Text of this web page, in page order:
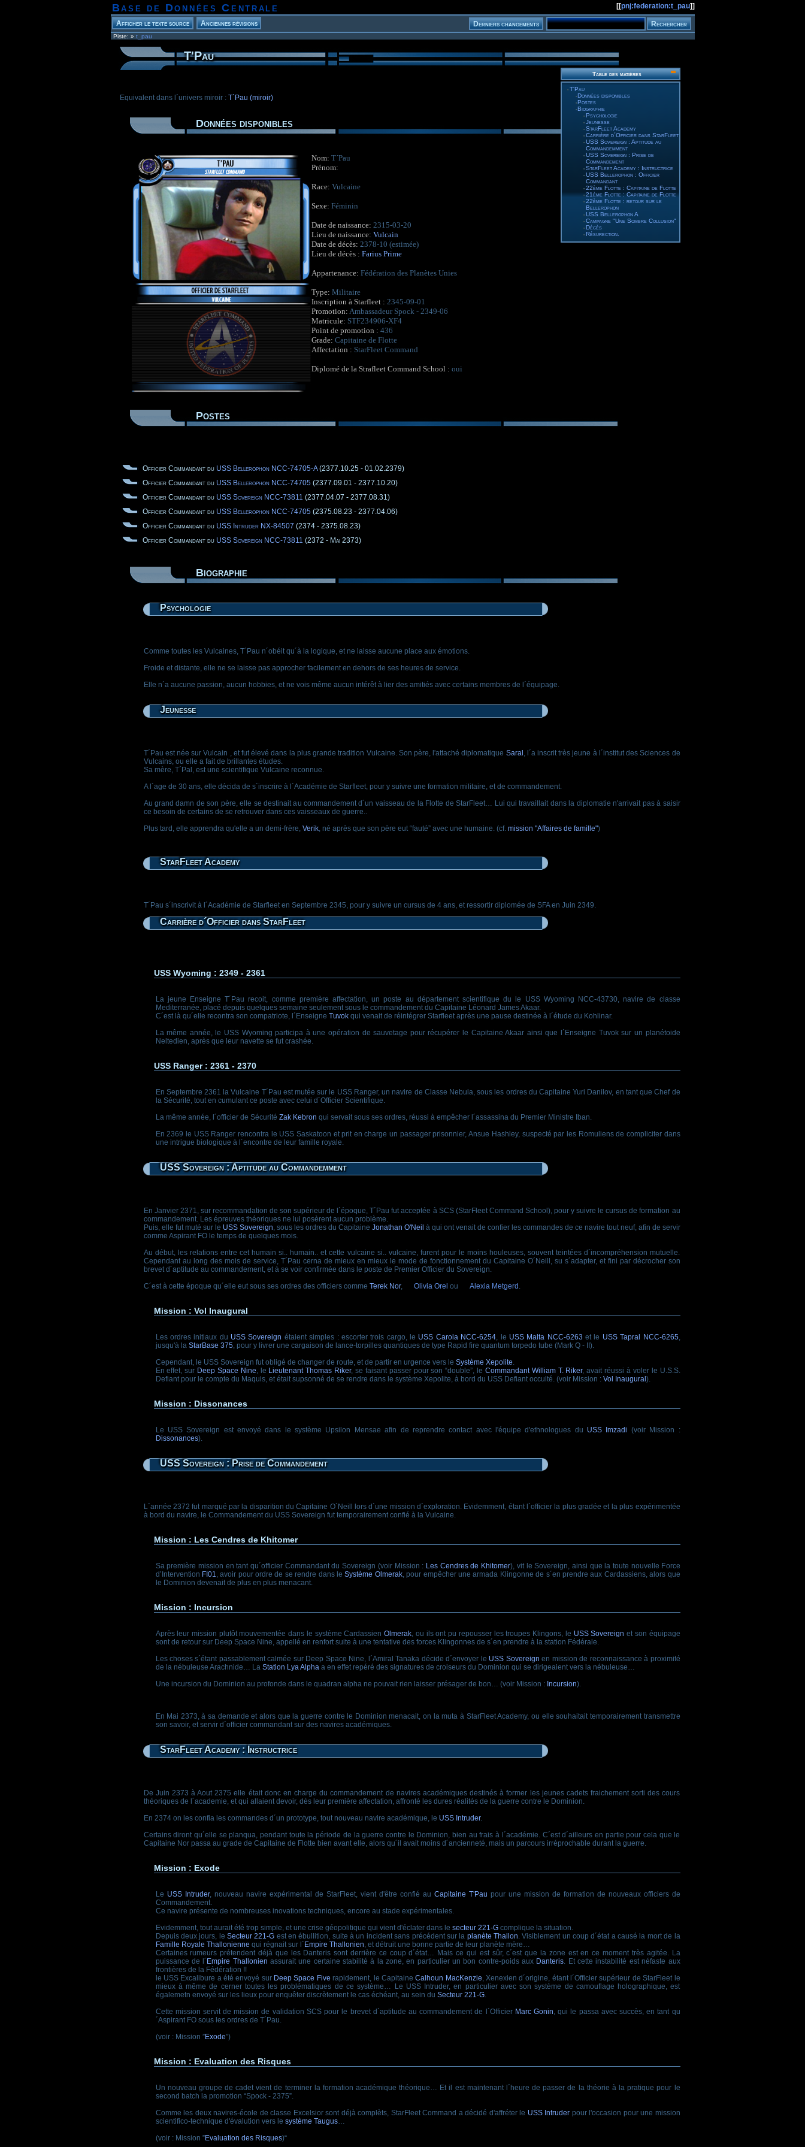
[[pnj:federation:t_pau]]
Base de Données Centrale
Piste: » t_pau
Table des matières
T'Pau
Données disponibles
Postes
Biographie
Psychologie
Jeunesse
StarFleet Academy
Carrière d´Officier dans StarFleet
USS Sovereign : Aptitude au
Commandemment
USS Sovereign : Prise de
Commandement
StarFleet Academy : Instructrice
USS Bellerophon : Officier
Commandant
22ème Flotte : Capitaine de Flotte
21ème Flotte : Capitaine de Flotte
22ème Flotte : retour sur le
Bellerophon
USS Bellerophon A
Campagne "Une Sombre Collusion"
Décès
Résurection.
T'Pau
Equivalent dans l´univers miroir : T´Pau (miroir)
Données disponibles
Nom: T´Pau
Prénom:
Race: Vulcaine
Sexe: Féminin
Date de naissance: 2315-03-20
Lieu de naissance: Vulcain
Date de décès: 2378-10 (estimée)
Lieu de décès : Farius Prime
Appartenance: Fédération des Planètes Unies
Type: Militaire
Inscription à Starfleet : 2345-09-01
Promotion: Ambassadeur Spock - 2349-06
Matricule: STF234906-XF4
Point de promotion : 436
Grade: Capitaine de Flotte
Affectation : StarFleet Command
Diplomé de la Strafleet Command School : oui
Postes
Officier Commandant du USS Bellerophon NCC-74705-A(2377.10.25 - 01.02.2379)
Officier Commandant du USS Bellerophon NCC-74705(2377.09.01 - 2377.10.20)
Officier Commandant du USS Sovereign NCC-73811 (2377.04.07 - 2377.08.31)
Officier Commandant du USS Bellerophon NCC-74705(2375.08.23 - 2377.04.06)
Officier Commandant du USS Intruder NX-84507 (2374 - 2375.08.23)
Officier Commandant du USS Sovereign NCC-73811 (2372 - Mai 2373)
Biographie
Psychologie
Comme toutes les Vulcaines, T´Pau n´obéit qu´à la logique, et ne laisse aucune place aux émotions.
Froide et distante, elle ne se laisse pas approcher facilement en dehors de ses heures de service.
Elle n´a aucune passion, aucun hobbies, et ne vois même aucun intérêt à lier des amitiés avec certains membres de l´équipage.
Jeunesse
T´Pau est née sur Vulcain , et fut élevé dans la plus grande tradition Vulcaine. Son père, l'attaché diplomatique Saral , l´a inscrit très jeune à l´institut des Sciences de
Vulcains, ou elle a fait de brillantes études.
Sa mère, T´Pal, est une scientifique Vulcaine reconnue.
A l´age de 30 ans, elle décida de s´inscrire à l´Académie de Starfleet, pour y suivre une formation militaire, et de commandement.
Au grand damn de son père, elle se destinait au commandement d´un vaisseau de la Flotte de StarFleet… Lui qui travaillait dans la diplomatie n'arrivait pas à saisir
ce besoin de certains de se retrouver dans ces vaisseaux de guerre..
Plus tard, elle apprendra qu'elle a un demi-frère, Verik, né après que son père eut “fauté” avec une humaine. (cf. mission "Affaires de famille")
StarFleet Academy
T´Pau s´inscrivit à l´Académie de Starfleet en Septembre 2345, pour y suivre un cursus de 4 ans, et ressortir diplomée de SFA en Juin 2349.
Carrière d´Officier dans StarFleet
USS Wyoming : 2349 - 2361
La jeune Enseigne T´Pau recoit, comme première affectation, un poste au département scientifique du le USS Wyoming NCC-43730, navire de classe
Mediterranée, placé depuis quelques semaine seulement sous le commandement du Capitaine Léonard James Akaar.
C´est là qu´elle recontra son compatriote, l´Enseigne Tuvokqui venait de réintégrer Starfleet après une pause destinée à l´étude du Kohlinar.
La même année, le USS Wyoming participa à une opération de sauvetage pour récupérer le Capitaine Akaar ainsi que l´Enseigne Tuvok sur un planétoide
Neltedien, après que leur navette se fut crashée.
USS Ranger : 2361 - 2370
En Septembre 2361 la Vulcaine T´Pau est mutée sur le USS Ranger, un navire de Classe Nebula, sous les ordres du Capitaine Yuri Danilov, en tant que Chef de
la Sécurité, tout en cumulant ce poste avec celui d´Officier Scientifique.
La même année, l´officier de Sécurité Zak Kebron qui servait sous ses ordres, réussi à empêcher l´assassina du Premier Ministre Iban.
En 2369 le USS Ranger rencontra le USS Saskatoon et prit en charge un passager prisonnier, Ansue Hashley, suspecté par les Romuliens de compliciter dans
une intrigue biologique à l´encontre de leur famille royale.
USS Sovereign : Aptitude au Commandemment
En Janvier 2371, sur recommandation de son supérieur de l´époque, T´Pau fut acceptée à SCS (StarFleet Command School), pour y suivre le cursus de formation au
commandement. Les épreuves théoriques ne lui posèrent aucun problème.
Puis, elle fut muté sur le USS Sovereign, sous les ordres du Capitaine Jonathan O'Neil à qui ont venait de confier les commandes de ce navire tout neuf, afin de servir
comme Aspirant FO le temps de quelques mois.
Au début, les relations entre cet humain si.. humain.. et cette vulcaine si.. vulcaine, furent pour le moins houleuses, souvent teintées d´incompréhension mutuelle.
Cependant au long des mois de service, T´Pau cerna de mieux en mieux le mode de fonctionnement du Capitaine O´Neill, su s´adapter, et fini par décrocher son
brevet d´aptitude au commandement, et à se voir confirmée dans le poste de Premier Officier du Sovereign.
C´est à cette époque qu´elle eut sous ses ordres des officiers comme Terek Nor, Olivia Orel ou Alexia Metgerd .
Mission : Vol Inaugural
Les ordres initiaux du USS Sovereign étaient simples : escorter trois cargo, le USS Carola NCC-6254, le USS Malta NCC-6263et le USS Tapral NCC-6265,
jusqu'à la StarBase 375, pour y livrer une cargaison de lance-torpilles quantiques de type Rapid fire quantum torpedo tube (Mark Q - II).
Cependant, le USS Sovereign fut obligé de changer de route, et de partir en urgence vers le Système Xepolite.
En effet, sur Deep Space Nine, le Lieutenant Thomas Riker, se faisant passer pour son “double”, le Commandant William T. Riker, avait réussi à voler le U.S.S.
Defiant pour le compte du Maquis, et était supsonné de se rendre dans le système Xepolite, à bord du USS Defiant occulté. (voir Mission : Vol Inaugural ).
Mission : Dissonances
Le USS Sovereign est envoyé dans le système Upsilon Mensae afin de reprendre contact avec l'équipe d'ethnologues du USS Imzadi (voir Mission :
Dissonances).
USS Sovereign : Prise de Commandement
L´année 2372 fut marqué par la disparition du Capitaine O´Neill lors d´une mission d´exploration. Evidemment, étant l´officier la plus gradée et la plus expérimentée
à bord du navire, le Commandement du USS Sovereign fut temporairement confié à la Vulcaine.
Mission : Les Cendres de Khitomer
Sa première mission en tant qu´officier Commandant du Sovereign (voir Mission : Les Cendres de Khitomer), vit le Sovereign, ainsi que la toute nouvelle Force
d’Intervention FI01, avoir pour ordre de se rendre dans leSystème Olmerak, pour empêcher une armada Klingonne de s´en prendre aux Cardassiens, alors que
le Dominion devenait de plus en plus menacant.
Mission : Incursion
Après leur mission plutôt mouvementée dans le système CardassienOlmerak, ou ils ont pu repousser les troupes Klingons, le USS Sovereign et son équipage
sont de retour sur Deep Space Nine, appellé en renfort suite à une tentative des forces Klingonnes de s´en prendre à la station Fédérale.
Les choses s´étant passablement calmée sur Deep Space Nine, l´Amiral Tanaka décide d´envoyer le USS Sovereign en mission de reconnaissance à proximité
de la nébuleuse Arachnide… La Station Lya Alphaa en effet repéré des signatures de croiseurs du Dominion qui se dirigeaient vers la nébuleuse…
Une incursion du Dominion au profonde dans le quadran alpha ne pouvait rien laisser présager de bon… (voir Mission : Incursion).
En Mai 2373, à sa demande et alors que la guerre contre le Dominion menacait, on la muta à StarFleet Academy, ou elle souhaitait temporairement transmettre
son savoir, et servir d´officier commandant sur des navires académiques.
StarFleet Academy : Instructrice
De Juin 2373 à Aout 2375 elle était donc en charge du commandement de navires académiques destinés à former les jeunes cadets fraichement sorti des cours
théoriques de l´academie, et qui allaient devoir, dès leur première affectation, affronté les dures réalités de la guerre contre le Dominion.
En 2374 on les confia les commandes d´un prototype, tout nouveau navire académique, le USS Intruder.
Certains diront qu´elle se planqua, pendant toute la période de la guerre contre le Dominion, bien au frais à l´académie. C´est d´ailleurs en partie pour cela que le
Capitaine Nor passa au grade de Capitaine de Flotte bien avant elle, alors qu´il avait moins d´ancienneté, mais un parcours irréprochable durant la guerre.
Mission : Exode
Le USS Intruder, nouveau navire expérimental de StarFleet, vient d'être confié au Capitaine T'Pau pour une mission de formation de nouveaux officiers de
Commandement.
Ce navire présente de nombreuses inovations techniques, encore au stade expérimentales.
Evidemment, tout aurait été trop simple, et une crise géopolitique qui vient d'éclater dans le secteur 221-Gcomplique la situation.
Depuis deux jours, le Secteur 221-G est en ébullition, suite à un incident sans précédent sur la planète Thallon. Visiblement un coup d´état a causé la mort de la
Famille Royale Thallonienne qui régnait sur l´ Empire Thallonien, et détruit une bonne partie de leur planète mère…
Certaines rumeurs prétendent déjà que les Danteris sont derrière ce coup d´état… Mais ce qui est sûr, c´est que la zone est en ce moment très agitée. La
puissance de l´ Empire Thallonien assurait une certaine stabilité à la zone, en particulier un bon contre-poids aux Danteris. Et cette instabilité est néfaste aux
frontières de la Fédération !!
le USS Excalibure a été envoyé sur Deep Space Five rapidement, le CapitaineCalhoun MacKenzie, Xenexien d´origine, étant l´Officier supérieur de StarFleet le
mieux à même de cerner toutes les problématiques de ce système… Le USS Intruder, en particulier avec son système de camouflage holographique, est
égalemetn envoyé sur les lieux pour enquêter discrètement le cas échéant, au sein du Secteur 221-G.
Cette mission servit de mission de validation SCS pour le brevet d´aptitude au commandement de l´Officier Marc Gonin, qui le passa avec succès, en tant qu
´Aspirant FO sous les ordres de T´Pau.
(voir : Mission ”Exode”)
Mission : Evaluation des Risques
Un nouveau groupe de cadet vient de terminer la formation académique théorique… Et il est maintenant l´heure de passer de la théorie à la pratique pour le
second batch la promotion “Spock - 2375”.
Comme les deux navires-école de classe Excelsior sont déjà complèts, StarFleet Command a décidé d'affréter le USS Intruder pour l'occasion pour une mission
scientifico-technique d'évalution vers le système Taugus…
(voir : Mission ”Evaluation des Risques)“